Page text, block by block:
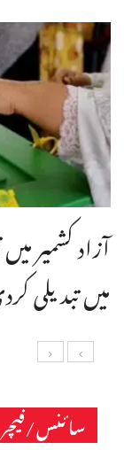
آزاد کشمیر
میں تبدیلی
سائنس/فیچر